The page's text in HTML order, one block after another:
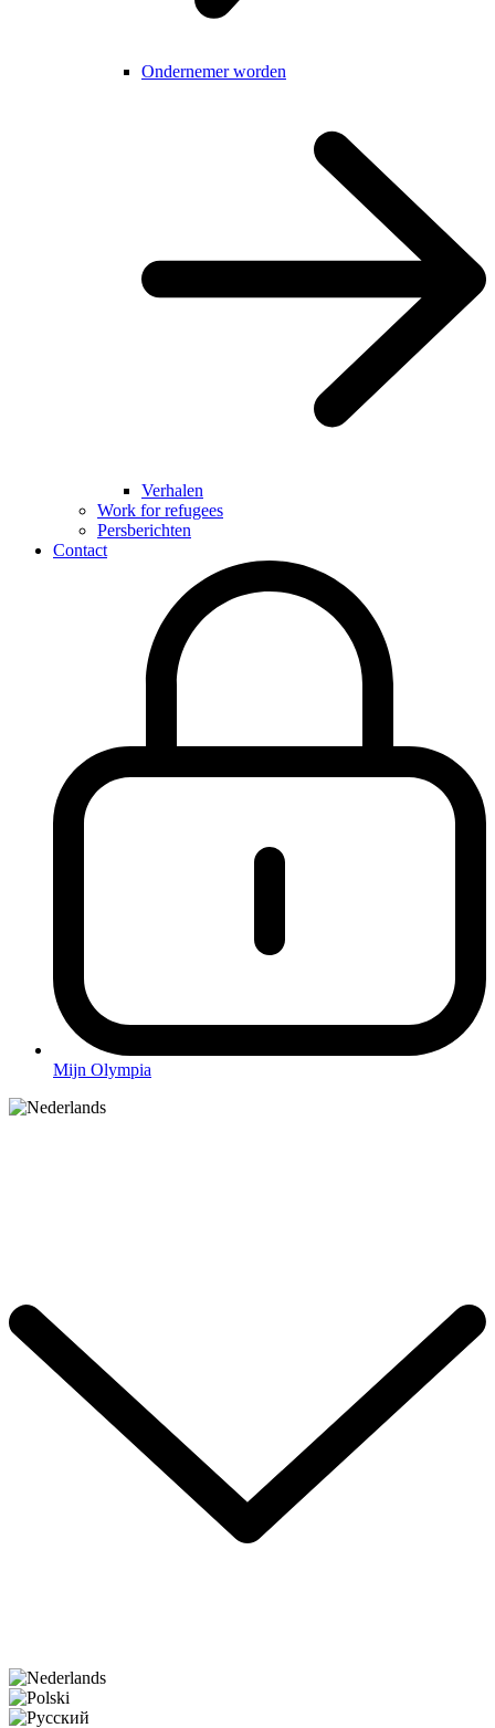
Ondernemer worden
Verhalen
Work for refugees
Persberichten
Contact
Mijn Olympia